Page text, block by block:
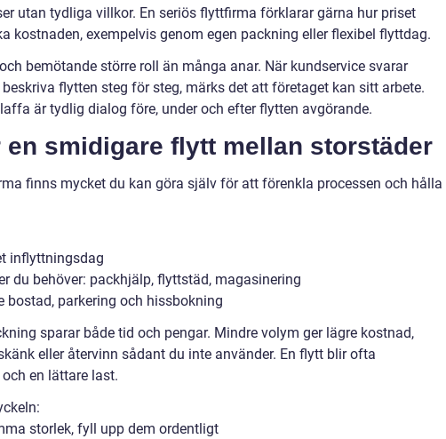
utan tydliga villkor. En seriös flyttfirma förklarar gärna hur priset
kostnaden, exempelvis genom egen packning eller flexibel flyttdag.
bemötande större roll än många anar. När kundservice svarar
flytten steg för steg, märks det att företaget kan sitt arbete.
är tydlig dialog före, under och efter flytten avgörande.
smidigare flytt mellan storstäder
finns mycket du kan göra själv för att förenkla processen och hålla
inflyttningsdag
du behöver: packhjälp, flyttstäd, magasinering
parkering och hissbokning
sparar både tid och pengar. Mindre volym ger lägre kostnad,
eller återvinn sådant du inte använder. En flytt blir ofta
en lättare last.
storlek, fyll upp dem ordentligt